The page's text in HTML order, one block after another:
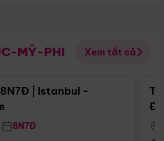
MỸ-PHI Xem tất cả
Điểm nổi bật
8N7Đ | Istanbul -
8N7Đ